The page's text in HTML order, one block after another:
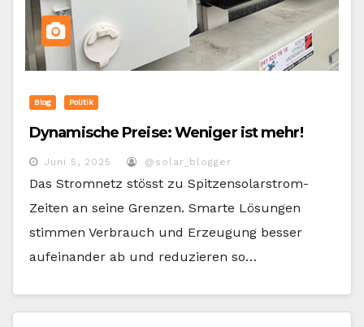
Blog Politik
Dynamische Preise: Weniger ist mehr!
Juni 5, 2025 @solar_blogger
Das Stromnetz stösst zu Spitzensolarstrom-
Zeiten an seine Grenzen. Smarte Lösungen
stimmen Verbrauch und Erzeugung besser
aufeinander ab und reduzieren so…